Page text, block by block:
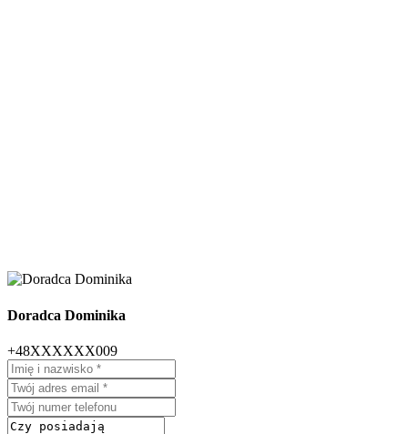
Doradca Dominika
+48XXXXXX009